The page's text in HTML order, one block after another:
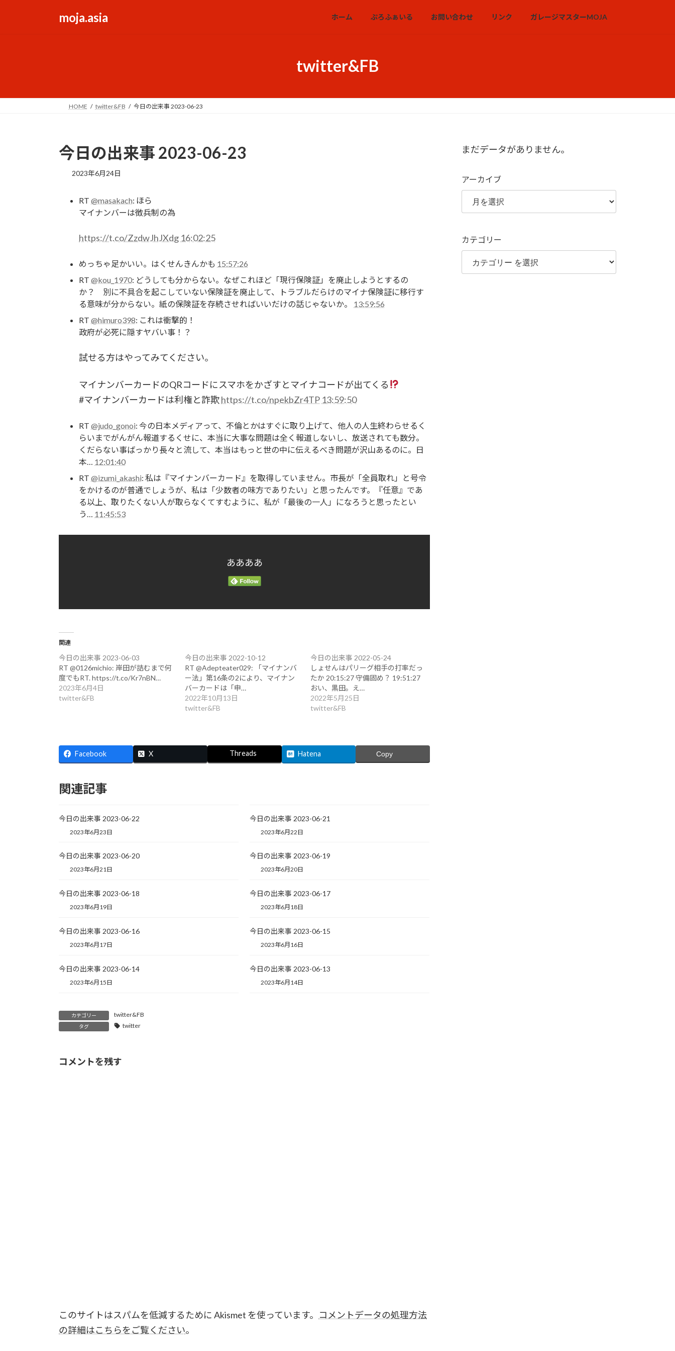
moja.asia ホーム ぷろふぁいる お問い合わせ リンク ガレージマスターMOJA
twitter&FB
HOME twitter&FB 今日の出来事 2023-06-23
今日の出来事 2023-06-23
2023年6月24日
RT @masakach: ほら
マイナンバーは徴兵制の為
https://t.co/ZzdwJhJXdg 16:02:25
めっちゃ足かいい。はくせんきんかも 15:57:26
RT @kou_1970: どうしても分からない。なぜこれほど「現行保険証」を廃止しようとするの
か？ 別に不具合を起こしていない保険証を廃止して、トラブルだらけのマイナ保険証に移行す
る意味が分からない。紙の保険証を存続させればいいだけの話じゃないか。 13:59:56
RT @himuro398: これは衝撃的！
政府が必死に隠すヤバい事！？
試せる方はやってみてください。
マイナンバーカードのQRコードにスマホをかざすとマイナコードが出てくる
#マイナンバーカードは利権と詐欺https://t.co/npekbZr4TP 13:59:50
RT @judo_gonoi: 今の日本メディアって、不倫とかはすぐに取り上げて、他人の人生終わらせるく
らいまでがんがん報道するくせに、本当に大事な問題は全く報道しないし、放送されても数分。
くだらない事ばっかり長々と流して、本当はもっと世の中に伝えるべき問題が沢山あるのに。日
本… 12:01:40
RT @izumi_akashi: 私は『マイナンバーカード』を取得していません。市長が「全員取れ」と号令
をかけるのが普通でしょうが、私は「少数者の味方でありたい」と思ったんです。『任意』であ
る以上、取りたくない人が取らなくてすむように、私が「最後の一人」になろうと思ったとい
う… 11:45:53
ああああ
関連
今日の出来事 2023-06-03
RT @0126michio: 岸田が詰むまで何
度でもRT. https://t.co/Kr7nBN…
2023年6月4日
twitter&FB
今日の出来事 2022-10-12
RT @Adepteater029: 「マイナンバ
ー法」第16条の2により、マイナン
バーカードは「申…
2022年10月13日
twitter&FB
今日の出来事 2022-05-24
しょせんはパリーグ相手の打率だっ
たか 20:15:27 守備固め？ 19:51:27
おい、黒田。え…
2022年5月25日
twitter&FB
Facebook X Threads Hatena Copy
関連記事
今日の出来事 2023-06-22
2023年6月23日
今日の出来事 2023-06-21
2023年6月22日
今日の出来事 2023-06-20
2023年6月21日
今日の出来事 2023-06-19
2023年6月20日
今日の出来事 2023-06-18
2023年6月19日
今日の出来事 2023-06-17
2023年6月18日
今日の出来事 2023-06-16
2023年6月17日
今日の出来事 2023-06-15
2023年6月16日
今日の出来事 2023-06-14
2023年6月15日
今日の出来事 2023-06-13
2023年6月14日
カテゴリー twitter&FB
タグ twitter
コメントを残す
このサイトはスパムを低減するために Akismet を使っています。
コメントデータの処理方法
の詳細はこちらをご覧ください。
まだデータがありません。
アーカイブ
カテゴリー